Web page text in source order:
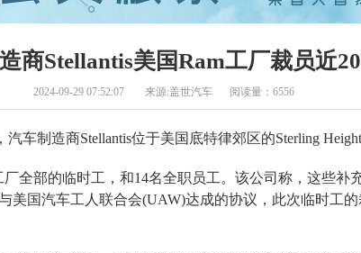
商Stellantis美国Ram工厂裁员近
2024-09-29 07:52:07 来源:盖世汽车 阅读量：6556
车制造商Stellantis位于美国底特律郊区的Sterling
全部的临时工，和14名全职员工。该公司称，这些补
美国汽车工人联合会(UAW)达成的协议，此次临时工